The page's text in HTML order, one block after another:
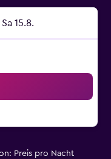
Sa 15.8.
Preis pro Nacht